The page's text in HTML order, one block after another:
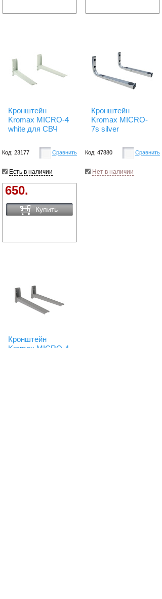
Кронштейн
Kromax MICRO-4
white для СВЧ
Код: 23177 Сравнить
Есть в наличии
650.
Купить
Кронштейн
Kromax MICRO-
7s silver
Код: 47880 Сравнить
Нет в наличии
Кронштейн
Kromax MICRO-4